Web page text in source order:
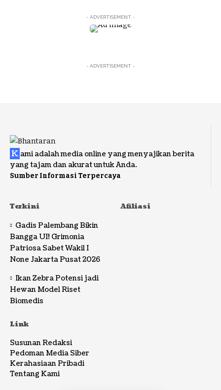
- ADVERTISEMENT -
- ADVERTISEMENT -
K ami adalah media online yang menyajikan berita
yang tajam dan akurat untuk Anda.
Sumber Informasi Terpercaya
Terkini
Gadis Palembang Bikin
Bangga UI! Grimonia
Patriosa Sabet Wakil I
None Jakarta Pusat 2026
Ikan Zebra Potensi jadi
Hewan Model Riset
Biomedis
Afiliasi
Link
Susunan Redaksi
Pedoman Media Siber
Kerahasiaan Pribadi
Tentang Kami